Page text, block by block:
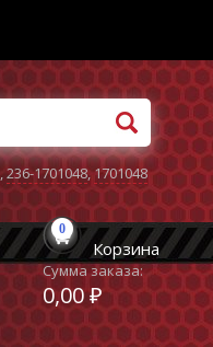
,236-1701048,1701048
0
Корзина
Сумма заказа:
0,00 ₽